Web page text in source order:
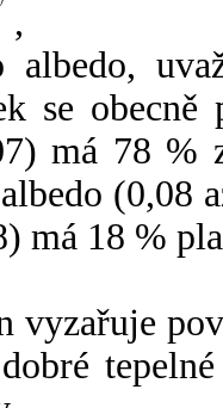
,
albedo,
se
má 78 %
(0,08
má 18 %
vyzařuje